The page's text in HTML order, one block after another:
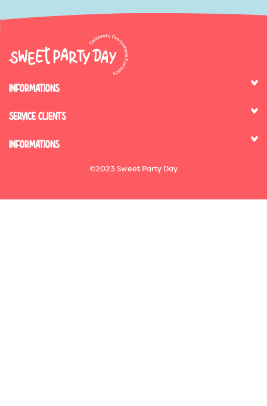
INFORMATIONS
SERVICE CLIENTS
INFORMATIONS
©2023 Sweet Party Day